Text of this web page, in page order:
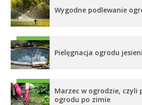
Wygodne podlewanie
Pielęgnacja ogrodu
Marzec w ogrodzie, czyli
ogrodu po zimie